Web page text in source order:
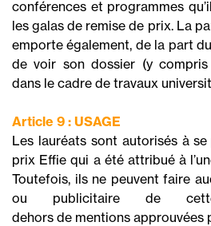
conférences et programmes
les galas de remise de prix. La
emporte également, de la part
de voir son dossier (y
dans le cadre de travaux
Article 9 : USAGE
Les lauréats sont autorisés à
prix Effie qui a été attribué à
Toutefois, ils ne peuvent faire
ou publicitaire de
dehors de mentions approuvées